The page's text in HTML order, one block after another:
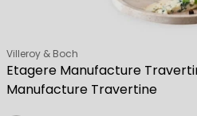
Etagere Manufacture
Manufacture Travertine
Verkäufer:
Villeroy & Boch